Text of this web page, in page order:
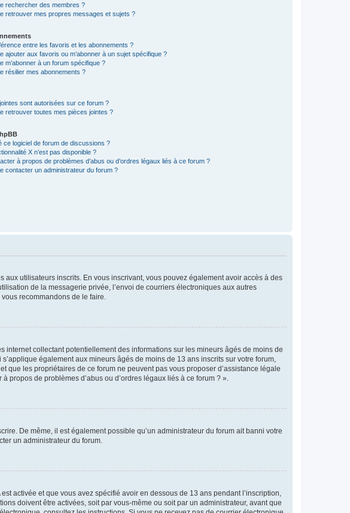
rechercher des membres ?
retrouver mes propres messages et sujets ?
entre les favoris et les abonnements ?
ajouter aux favoris ou m’abonner à un sujet spécifique ?
m’abonner à un forum spécifique ?
résilier mes abonnements ?
sont autorisées sur ce forum ?
retrouver toutes mes pièces jointes ?
ce logiciel de forum de discussions ?
X n’est pas disponible ?
à propos de problèmes d’abus ou d’ordres légaux liés à ce forum ?
contacter un administrateur du forum ?
utilisateurs inscrits. En vous inscrivant, vous pouvez également avoir accès à des
de la messagerie privée, l’envoi de courriers électroniques aux autres
recommandons de le faire.
internet collectant potentiellement des informations sur les mineurs âgés de moins de
également aux mineurs âgés de moins de 13 ans inscrits sur votre forum,
les propriétaires de ce forum ne peuvent pas vous proposer d’assistance légale
propos de problèmes d’abus ou d’ordres légaux liés à ce forum ? ».
De même, il est également possible qu’un administrateur du forum ait banni votre
un administrateur du forum.
activée et que vous avez spécifié avoir en dessous de 13 ans pendant l’inscription,
doivent être activées, soit par vous-même ou soit par un administrateur, avant que